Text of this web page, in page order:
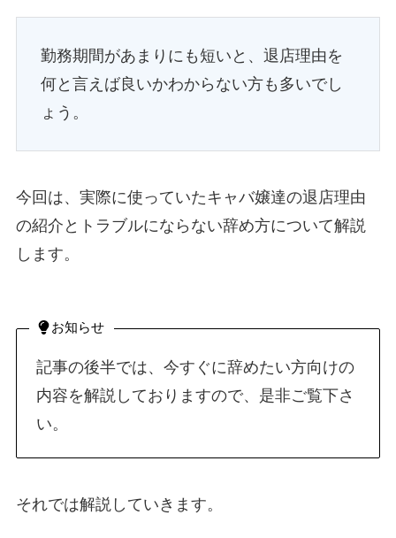
勤務期間があまりにも短いと、退店理由を
何と言えば良いかわからない方も多いでし
ょう。
今回は、実際に使っていたキャバ嬢達の退店理由
の紹介とトラブルにならない辞め方について解説
します。
お知らせ
記事の後半では、今すぐに辞めたい方向けの
内容を解説しておりますので、是非ご覧下さ
い。
それでは解説していきます。